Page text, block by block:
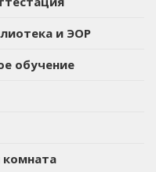
и ЭОР
обучение
комната